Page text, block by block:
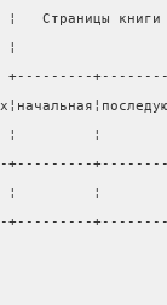
¦   Страницы
¦
+---------
¦         ¦
+---------
¦         ¦
+---------